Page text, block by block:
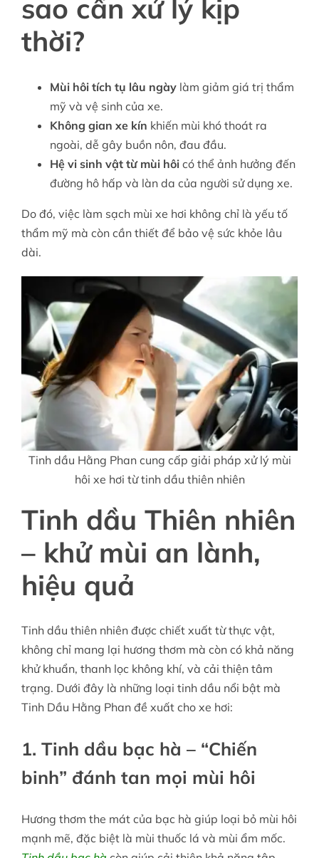
sao cần xử lý kịp
thời?
Mùi hôi tích tụ lâu ngàylàm giảm giá trị thẩm
mỹ và vệ sinh của xe.
Không gian xe kín khiến mùi khó thoát ra
ngoài, dễ gây buồn nôn, đau đầu.
Hệ vi sinh vật từ mùi hôicó thể ảnh hưởng đến
đường hô hấp và làn da của người sử dụng xe.
Do đó, việc làm sạch mùi xe hơi không chỉ là yếu tố
thẩm mỹ mà còn cần thiết để bảo vệ sức khỏe lâu
dài.
Tinh dầu Hằng Phan cung cấp giải pháp xử lý mùi
hôi xe hơi từ tinh dầu thiên nhiên
Tinh dầu Thiên nhiên
– khử mùi an lành,
hiệu quả
Tinh dầu thiên nhiên được chiết xuất từ thực vật,
không chỉ mang lại hương thơm mà còn có khả năng
khử khuẩn, thanh lọc không khí, và cải thiện tâm
trạng. Dưới đây là những loại tinh dầu nổi bật mà
Tinh Dầu Hằng Phan đề xuất cho xe hơi:
1. Tinh dầu bạc hà – “Chiến
binh” đánh tan mọi mùi hôi
Hương thơm the mát của bạc hà giúp loại bỏ mùi hôi
mạnh mẽ, đặc biệt là mùi thuốc lá và mùi ẩm mốc.